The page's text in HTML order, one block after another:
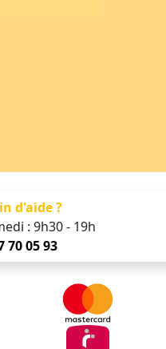
d'aide ?
: 9h30 - 19h
70 05 93